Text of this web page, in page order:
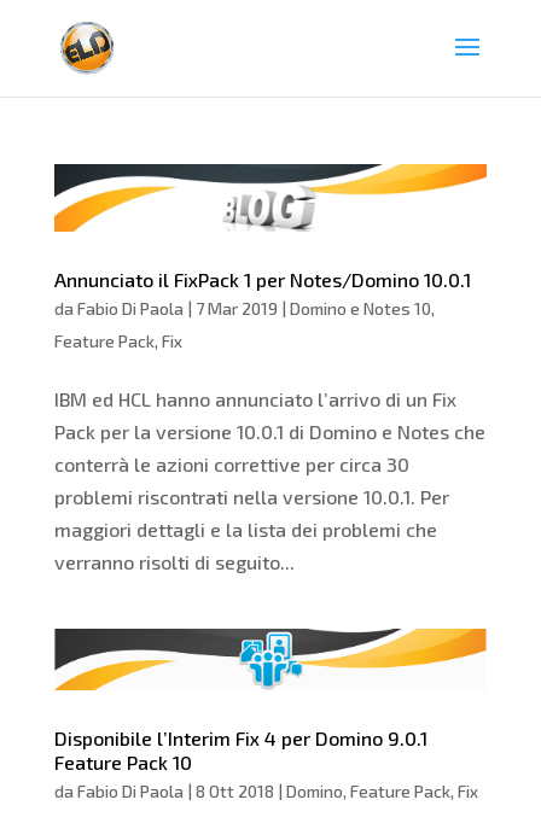
Annunciato il FixPack 1 per Notes/Domino 10.0.1
da Fabio Di Paola | 7 Mar 2019 | Domino e Notes 10,
Feature Pack, Fix
IBM ed HCL hanno annunciato l’arrivo di un Fix
Pack per la versione 10.0.1 di Domino e Notes che
conterrà le azioni correttive per circa 30
problemi riscontrati nella versione 10.0.1. Per
maggiori dettagli e la lista dei problemi che
verranno risolti di seguito...
Disponibile l’Interim Fix 4 per Domino 9.0.1
Feature Pack 10
da Fabio Di Paola | 8 Ott 2018 | Domino, Feature Pack, Fix